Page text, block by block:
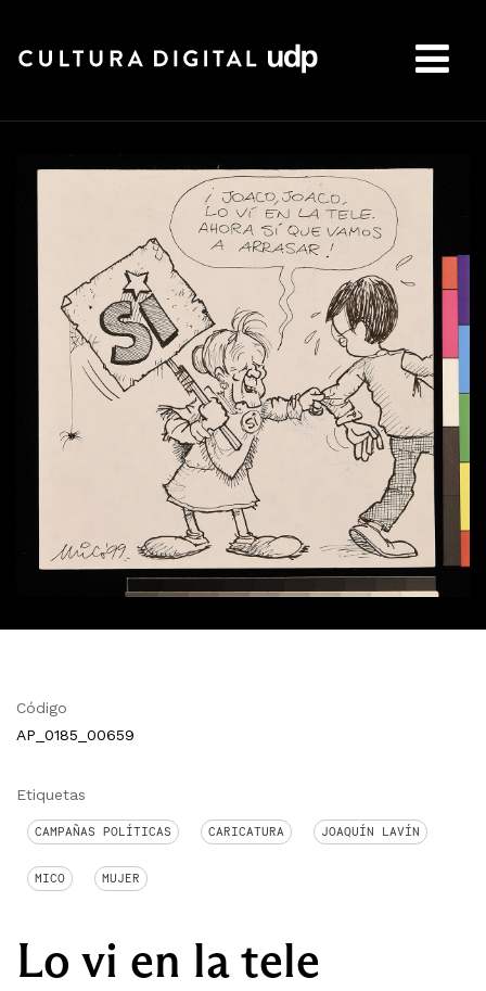
Código
AP_0185_00659
Etiquetas
CAMPAÑAS POLÍTICAS CARICATURA JOAQUÍN LAVÍN
MICO MUJER
Lo vi en la tele